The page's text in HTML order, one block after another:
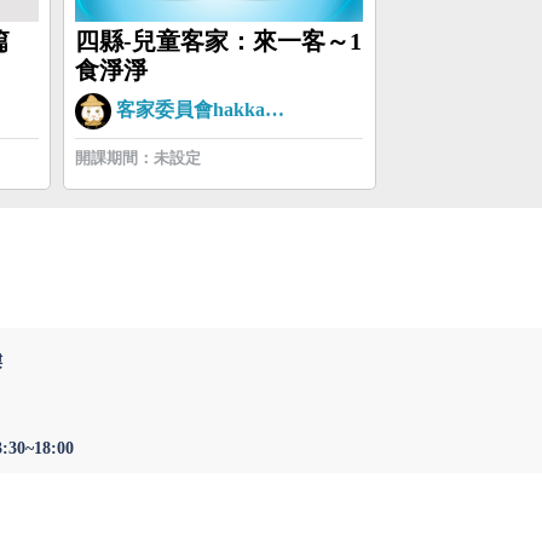
四縣-兒童客家：來一客～1
食淨淨
客家委員會hakkaman
開課期間：未設定